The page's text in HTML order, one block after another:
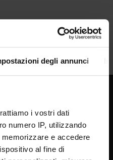
degli annunci
i vostri dati
numero IP, utilizzando
e accedere
al fine di